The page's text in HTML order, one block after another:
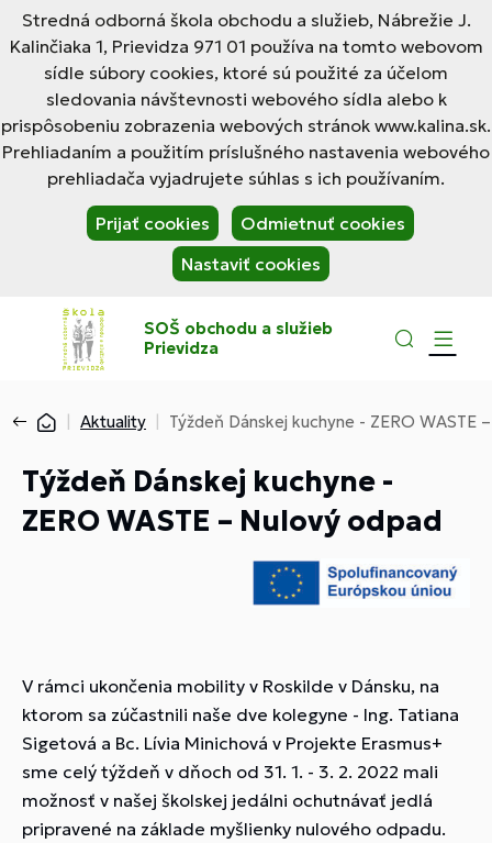
Stredná odborná škola obchodu a služieb, Nábrežie J.
Kalinčiaka 1, Prievidza 971 01 používa na tomto webovom
sídle súbory cookies, ktoré sú použité za účelom
sledovania návštevnosti webového sídla alebo k
prispôsobeniu zobrazenia webových stránok www.kalina.sk.
Prehliadaním a použitím príslušného nastavenia webového
prehliadača vyjadrujete súhlas s ich používaním.
Prijať cookies
Odmietnuť cookies
Nastaviť cookies
SOŠ obchodu a služieb
Prievidza
Aktuality Týždeň Dánskej kuchyne - ZERO WASTE
Týždeň Dánskej kuchyne -
ZERO WASTE – Nulový odpad
V rámci ukončenia mobility v Roskilde v Dánsku, na
ktorom sa zúčastnili naše dve kolegyne - Ing. Tatiana
Sigetová a Bc. Lívia Minichová v Projekte Erasmus+
sme celý týždeň v dňoch od 31. 1. - 3. 2. 2022 mali
možnosť v našej školskej jedálni ochutnávať jedlá
pripravené na základe myšlienky nulového odpadu.